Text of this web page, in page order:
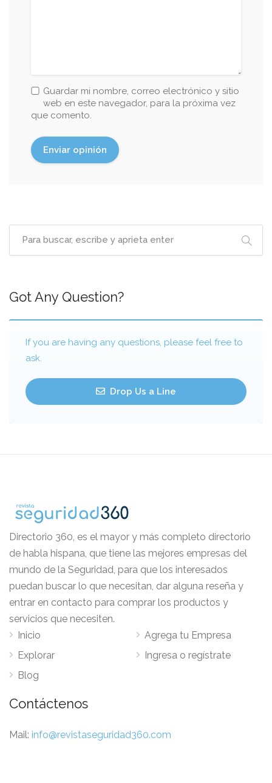
Guardar mi nombre, correo electrónico y sitio
web en este navegador, para la próxima vez
que comento.
Got Any Question?
If you are having any questions, please feel free to
ask.
Drop Us a Line
Directorio 360, es el mayor y más completo directorio
de habla hispana, que tiene las mejores empresas del
mundo de la Seguridad, para que los interesados
puedan buscar lo que necesitan, dar alguna reseña y
entrar en contacto para comprar los productos y
servicios que necesiten.
Inicio
Explorar
Blog
Agrega tu Empresa
Ingresa o regístrate
Contáctenos
Mail: info@revistaseguridad360.com